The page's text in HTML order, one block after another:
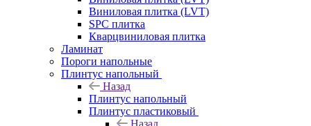
Виниловая плитка (LVT)
SPC плитка
Кварцвиниловая плитка
Ламинат
Пороги напольные
Плинтус напольный
Назад
Плинтус напольный
Плинтус пластиковый
Назад